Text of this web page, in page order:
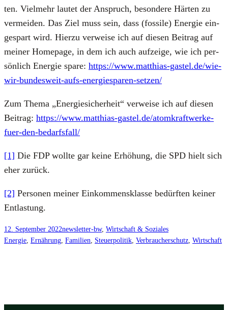
ten. Viel­mehr lau­tet der Anspruch, beson­de­re Här­ten zu
ver­mei­den. Das Ziel muss sein, dass (fos­si­le) Ener­gie ein­
ge­spart wird. Hier­zu ver­wei­se ich auf die­sen Bei­trag auf
mei­ner Home­page, in dem ich auch auf­zei­ge, wie ich per­
sön­lich Ener­gie spa­re: https://www.matthias-gastel.de/wie-
wir-bundesweit-aufs-energiesparen-setzen/
Zum The­ma „Ener­gie­si­cher­heit“ ver­wei­se ich auf die­sen
Bei­trag: https://www.matthias-gastel.de/atomkraftwerke-
fuer-den-bedarfsfall/
[1] Die FDP woll­te gar kei­ne Erhö­hung, die SPD hielt sich
eher zurück.
[2] Per­so­nen mei­ner Ein­kom­mens­klas­se bedürf­ten kei­ner
Ent­las­tung.
12. September 2022newsletter-bw, Wirtschaft & Soziales
Energie Ernährung Familien Steuerpolitik Verbraucherschutz Wirtschaft